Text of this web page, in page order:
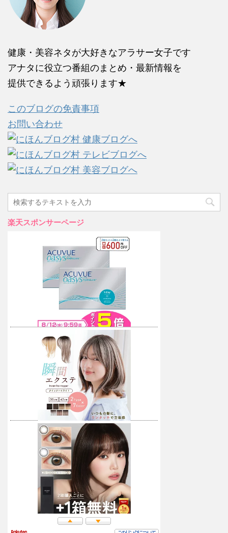
健康・美容ネタが大好きなアラサー女子です
アナタに役立つ番組のまとめ・最新情報を
提供できるよう頑張ります★
このブログの免責事項
お問い合わせ
楽天スポンサーページ